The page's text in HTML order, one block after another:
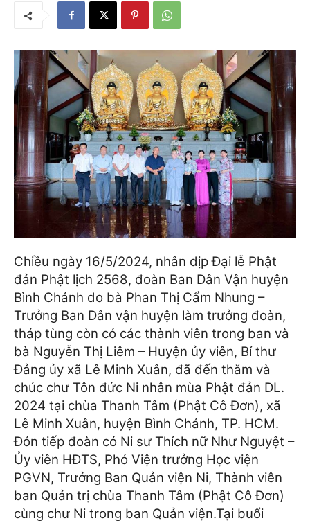
Chiều ngày 16/5/2024, nhân dịp Đại lễ Phật
đản Phật lịch 2568, đoàn Ban Dân Vận huyện
Bình Chánh do bà Phan Thị Cẩm Nhung –
Trưởng Ban Dân vận huyện làm trưởng đoàn,
tháp tùng còn có các thành viên trong ban và
bà Nguyễn Thị Liêm – Huyện ủy viên, Bí thư
Đảng ủy xã Lê Minh Xuân, đã đến thăm và
chúc chư Tôn đức Ni nhân mùa Phật đản DL.
2024 tại chùa Thanh Tâm (Phật Cô Đơn), xã
Lê Minh Xuân, huyện Bình Chánh, TP. HCM.
Đón tiếp đoàn có Ni sư Thích nữ Như Nguyệt –
Ủy viên HĐTS, Phó Viện trưởng Học viện
PGVN, Trưởng Ban Quản viện Ni, Thành viên
ban Quản trị chùa Thanh Tâm (Phật Cô Đơn)
cùng chư Ni trong ban Quản viện.Tại buổi